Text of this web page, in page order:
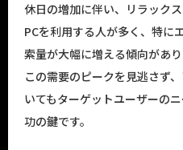
休日の増加に伴い、リラック
PCを利用する人が多く、特に
索量が大幅に増える傾向があり
この需要のピークを見逃さず、
いてもターゲットユーザーの
功の鍵です。